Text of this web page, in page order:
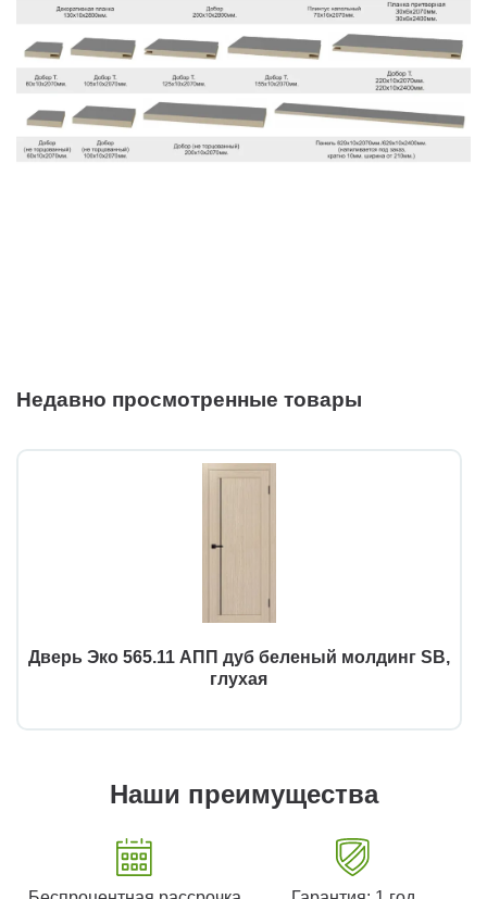
Недавно просмотренные товары
Дверь Эко 565.11 АПП дуб беленый молдинг SB,
глухая
Наши преимущества